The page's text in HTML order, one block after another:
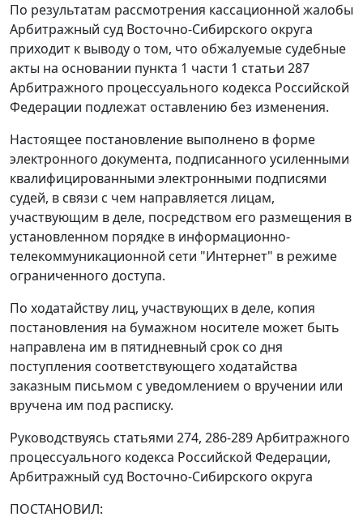
По результатам рассмотрения кассационной жалобы
Арбитражный суд Восточно-Сибирского округа
приходит к выводу о том, что обжалуемые судебные
акты на основании пункта 1 части 1 статьи 287
Арбитражного процессуального кодекса Российской
Федерации подлежат оставлению без изменения.
Настоящее постановление выполнено в форме
электронного документа, подписанного усиленными
квалифицированными электронными подписями
судей, в связи с чем направляется лицам,
участвующим в деле, посредством его размещения в
установленном порядке в информационно-
телекоммуникационной сети "Интернет" в режиме
ограниченного доступа.
По ходатайству лиц, участвующих в деле, копия
постановления на бумажном носителе может быть
направлена им в пятидневный срок со дня
поступления соответствующего ходатайства
заказным письмом с уведомлением о вручении или
вручена им под расписку.
Руководствуясь статьями 274, 286-289 Арбитражного
процессуального кодекса Российской Федерации,
Арбитражный суд Восточно-Сибирского округа
ПОСТАНОВИЛ: